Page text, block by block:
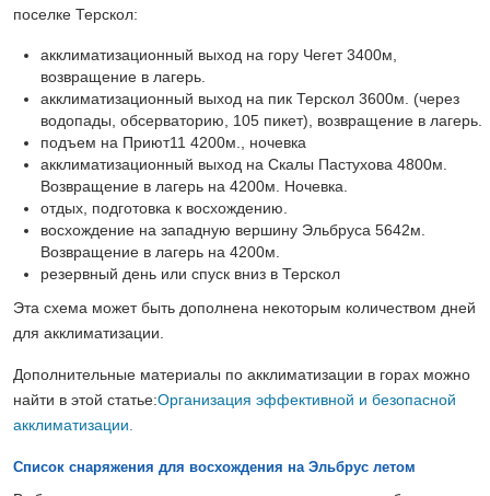
поселке Терскол:
акклиматизационный выход на гору Чегет 3400м,
возвращение в лагерь.
акклиматизационный выход на пик Терскол 3600м. (через
водопады, обсерваторию, 105 пикет), возвращение в лагерь.
подъем на Приют11 4200м., ночевка
акклиматизационный выход на Скалы Пастухова 4800м.
Возвращение в лагерь на 4200м. Ночевка.
отдых, подготовка к восхождению.
восхождение на западную вершину Эльбруса 5642м.
Возвращение в лагерь на 4200м.
резервный день или спуск вниз в Терскол
Эта схема может быть дополнена некоторым количеством дней
для акклиматизации.
Дополнительные материалы по акклиматизации в горах можно
найти в этой статье:Организация эффективной и безопасной
акклиматизации.
Список снаряжения для восхождения на Эльбрус летом